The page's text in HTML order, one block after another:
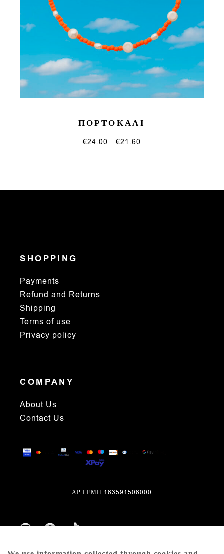
ΠΟΡΤΟΚΑΛΙ
€24.00 €21.60
SHOPPING
Payments
Refund and Returns
Shipping
Terms of use
Privacy policy
COMPANY
About Us
Contact Us
ΑΡ.ΓΕΜΗ 163591506000